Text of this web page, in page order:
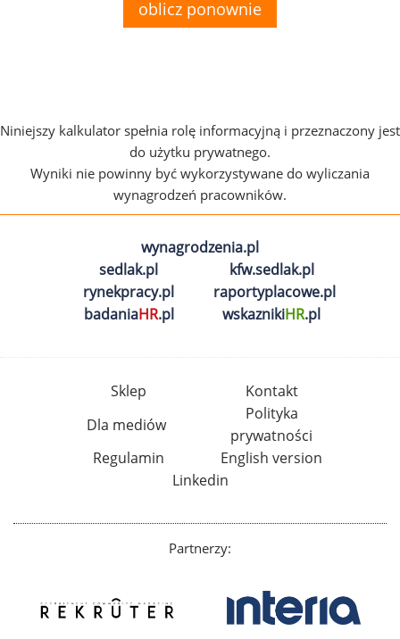
oblicz ponownie
Niniejszy kalkulator spełnia rolę informacyjną i przeznaczony jest
do użytku prywatnego.
Wyniki nie powinny być wykorzystywane do wyliczania
wynagrodzeń pracowników.
wynagrodzenia.pl
sedlak.pl
kfw.sedlak.pl
rynekpracy.pl
raportyplacowe.pl
badaniaHR.pl wskaznikiHR.pl
Sklep
Kontakt
Dla mediów
Polityka
prywatności
Regulamin
English version
Linkedin
Partnerzy: